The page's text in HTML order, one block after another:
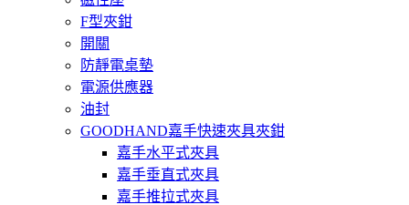
F型夾鉗
開關
防靜電桌墊
電源供應器
油封
GOODHAND嘉手快速夾具夾鉗
嘉手水平式夾具
嘉手垂直式夾具
嘉手推拉式夾具